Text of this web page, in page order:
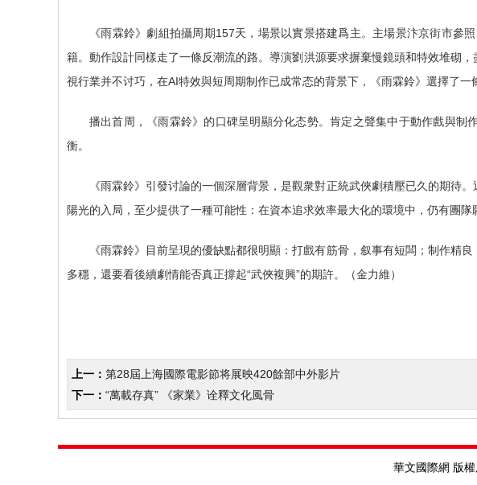
《雨霖鈴》劇組拍攝周期157天，場景以實景搭建爲主。主場景汴京街市
籍。動作設計同樣走了一條反潮流的路。導演劉洪源要求摒棄慢鏡頭和特效堆砌
視行業并不讨巧，在AI特效與短周期制作已成常态的背景下，《雨霖鈴》選擇了一
播出首周，《雨霖鈴》的口碑呈明顯分化态勢。肯定之聲集中于動作戲與制
衡。
《雨霖鈴》引發讨論的一個深層背景，是觀衆對正統武俠劇積壓已久的期待
陽光的入局，至少提供了一種可能性：在資本追求效率最大化的環境中，仍有團隊
《雨霖鈴》目前呈現的優缺點都很明顯：打戲有筋骨，叙事有短闆；制作精
多穩，還要看後續劇情能否真正撐起“武俠複興”的期許。（金力維）
上一： 第28屆上海國際電影節将展映420餘部中外影片
下一： “萬載存真” 《家業》诠釋文化風骨
華文國際網 版